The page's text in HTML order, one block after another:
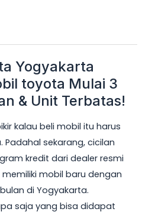
Yogyakarta
toyota Mulai 3
& Unit Terbatas!
kalau beli mobil itu harus
sekarang, cicilan
kredit dari dealer resmi
mobil baru dengan
di Yogyakarta.
saja yang bisa didapat